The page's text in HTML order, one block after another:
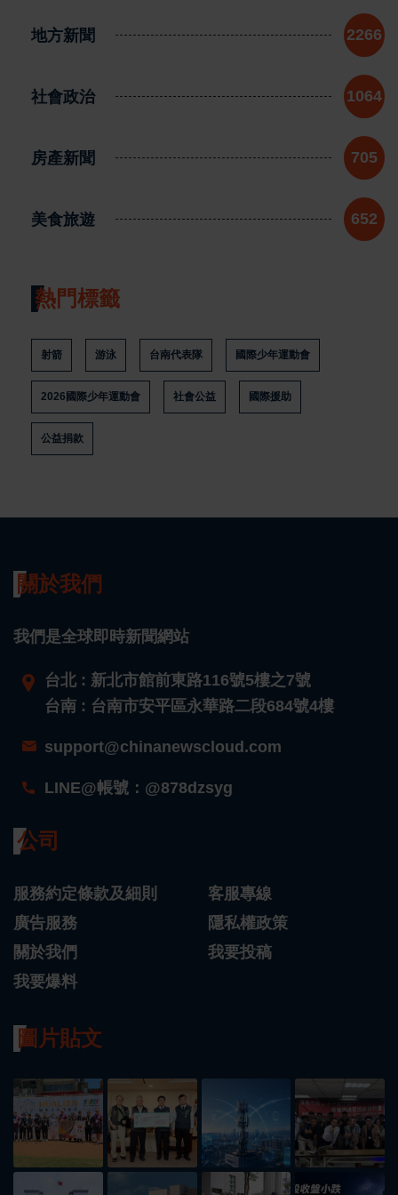
地方新聞 2266
社會政治 1064
房產新聞 705
美食旅遊 652
熱門標籤
射箭 游泳 台南代表隊 國際少年運動會
2026國際少年運動會 社會公益 國際援助
公益捐款
關於我們
我們是全球即時新聞網站
台北 : 新北市館前東路116號5樓之7號
台南 : 台南市安平區永華路二段684號4樓
support@chinanewscloud.com
LINE@帳號：@878dzsyg
公司
服務約定條款及細則
客服專線
廣告服務
隱私權政策
關於我們
我要投稿
我要爆料
圖片貼文